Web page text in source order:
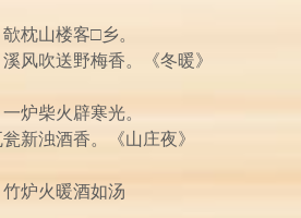
山楼客□乡。
吹送野梅香。《冬暖》
柴火辟寒光。
浊酒香。《山庄夜》
炉火暖酒如汤